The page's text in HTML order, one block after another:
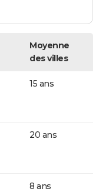
Moyenne
des villes
15 ans
20 ans
8 ans